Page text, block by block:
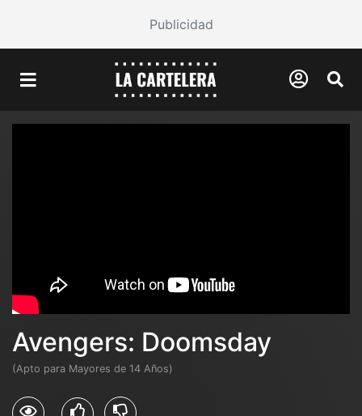
Publicidad
Avengers: Doomsday
(Apto para Mayores de 14 Años)